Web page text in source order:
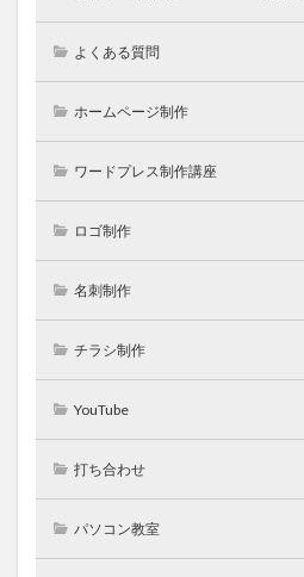
よくある質問
ホームページ制作
ワードプレス制作講座
ロゴ制作
名刺制作
チラシ制作
YouTube
打ち合わせ
パソコン教室